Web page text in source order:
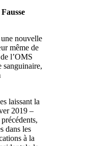
nouvelle
même de
l’OMS
sanguinaire,
laissant la
2019 –
dans les
à la